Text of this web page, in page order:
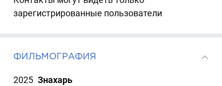
зарегистрированные пользователи
ФИЛЬМОГРАФИЯ
2025 Знахарь